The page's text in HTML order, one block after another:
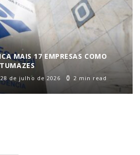
MAIS 17 EMPRESAS COMO
28 de julho de 2026 2 min read